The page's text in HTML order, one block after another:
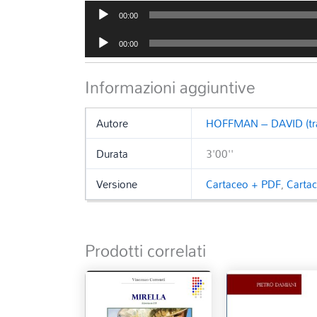
Audio
Player
00:00
Audio
Player
00:00
Informazioni aggiuntive
Autore
HOFFMAN – DAVID
Durata
3'00''
Versione
Cartaceo + PDF,
Prodotti correlati